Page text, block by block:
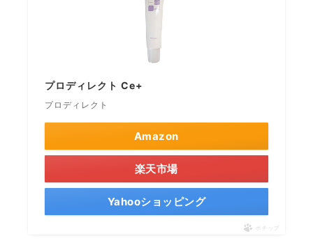
プロディレクト Ce+
プロディレクト
Amazon
楽天市場
Yahooショッピング